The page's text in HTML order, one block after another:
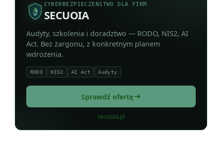
CYBERBEZPIECZEŃSTWO DLA FIRM
SECUOIA
Audyty, szkolenia i doradztwo — RODO, NIS2, AI
Act. Bez żargonu, z konkretnym planem
wdrożenia.
RODO NIS2 AI Act Audyty
Sprawdź ofertę
secuoia.pl